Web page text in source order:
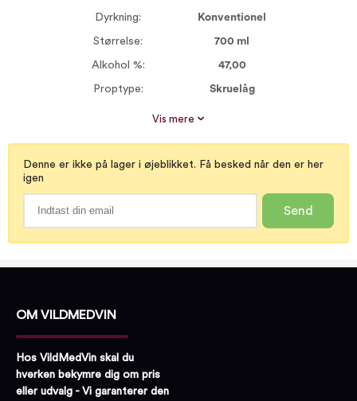
Dyrkning: Konventionel
Størrelse: 700 ml
Alkohol %: 47,00
Proptype: Skruelåg
Vis mere
Denne er ikke på lager i øjeblikket. Få besked når den er her
igen
Send
OM VILDMEDVIN
Hos VildMedVin skal du
hverken bekymre dig om pris
eller udvalg - Vi garanterer den